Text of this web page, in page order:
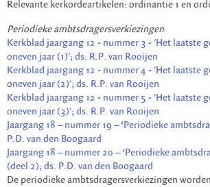
Relevante kerkordeartikelen: ordinantie 1 en
Periodieke ambtsdragersverkiezingen
Kerkblad jaargang 12 - nummer 3 - 'Het laatste
oneven jaar (1)'; ds. R.P. van Rooijen
Kerkblad jaargang 12 - nummer 4 - 'Het laatste
oneven jaar (2)'; ds. R.P. van Rooijen
Kerkblad jaargang 12 - nummer 5 - 'Het laatste
oneven jaar (3)'; ds. R.P. van Rooijen
Jaargang 18 – nummer 19 – ‘Periodieke
P.D. van den Boogaard
Jaargang 18 – nummer 20 – ‘Periodieke
(deel 2); ds. P.D. van den Boogaard
De periodieke ambtsdragersverkiezingen